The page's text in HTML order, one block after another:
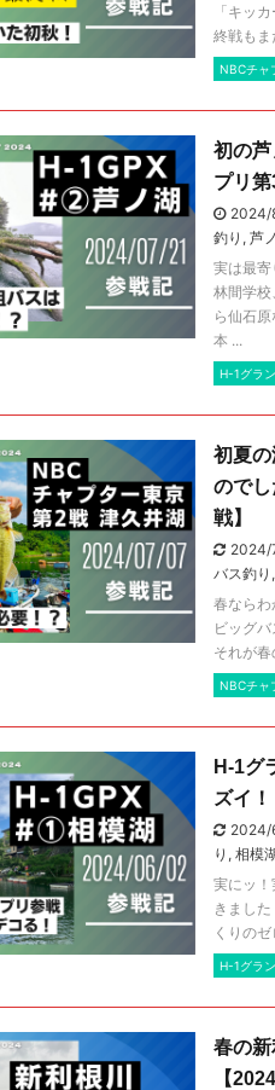
「キッ
終戦もま
NBCチャ
初の
プリ第
2024/
釣り , 芦
実は最
林間学
ら仙石
本 ...
H-1グラ
初夏
ので
戦】
2024/
バス釣り ,
春ならわ
ビッグ
それが
NBCチャ
H-1グ
ズイ
2024/
り , 相模
実にッ
きまし
くりの
H-1グラ
春の新
【